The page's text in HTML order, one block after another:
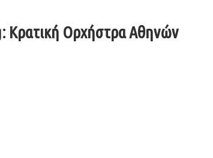
Κρατική Ορχήστρα Αθηνών